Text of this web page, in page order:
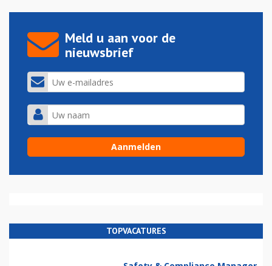
Meld u aan voor de
nieuwsbrief
TOPVACATURES